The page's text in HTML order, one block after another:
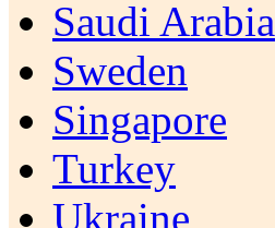
Saudi Arabia
Sweden
Singapore
Turkey
Ukraine